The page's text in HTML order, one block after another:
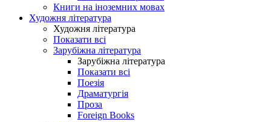
Книги на іноземних мовах
Художня література
Художня література
Показати всі
Зарубіжна література
Зарубіжна література
Показати всі
Поезія
Драматургія
Проза
Foreign Books